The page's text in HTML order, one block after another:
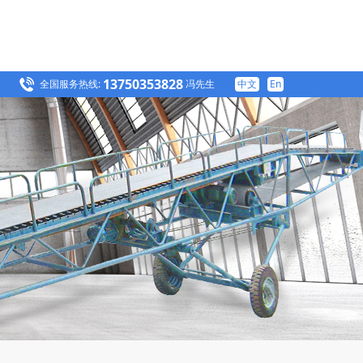
全国服务热线: 13750353828冯先生 中文 En